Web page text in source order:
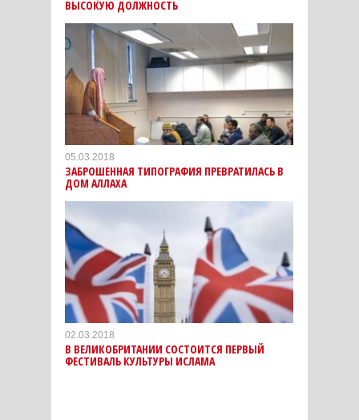
ВЫСОКУЮ ДОЛЖНОСТЬ
05.03.2018
ЗАБРОШЕННАЯ ТИПОГРАФИЯ ПРЕВРАТИЛАСЬ В
ДОМ АЛЛАХА
02.03.2018
В ВЕЛИКОБРИТАНИИ СОСТОИТСЯ ПЕРВЫЙ
ФЕСТИВАЛЬ КУЛЬТУРЫ ИСЛАМА